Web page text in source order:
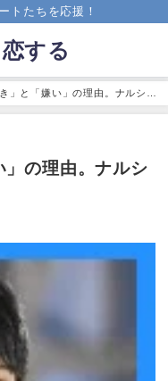
トたちを応援！
する
」と「嫌い」の理由。ナルシス
」の理由。ナルシ